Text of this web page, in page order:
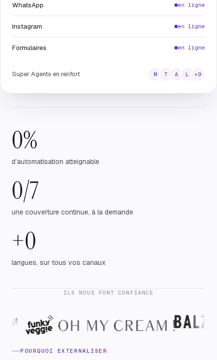
WhatsApp en ligne
Instagram en ligne
Formulaires en ligne
Super Agents en renfort M T A L +9
0%
d’automatisation atteignable
0/7
une couverture continue, à la demande
+0
langues, sur tous vos canaux
ILS NOUS FONT CONFIANCE
POURQUOI EXTERNALISER